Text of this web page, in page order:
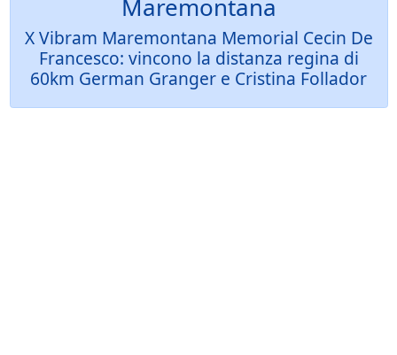
Maremontana
X Vibram Maremontana Memorial Cecin De
Francesco: vincono la distanza regina di
60km German Granger e Cristina Follador